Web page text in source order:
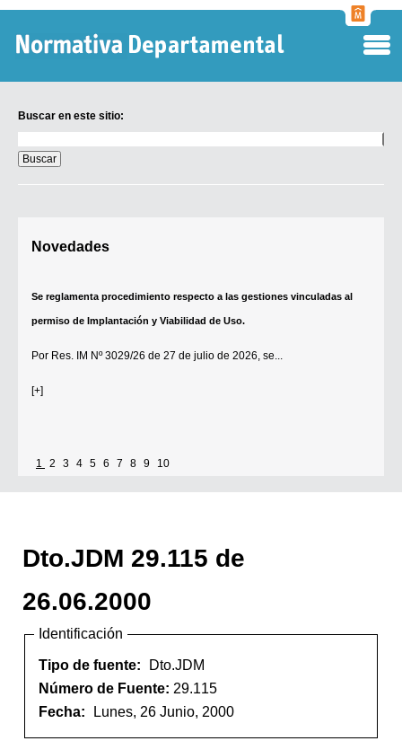
Buscar en este sitio:
en
este
sitio:
Novedades
Se reglamenta procedimiento respecto a las gestiones vinculadas al
permiso de Implantación y Viabilidad de Uso.
Por Res. IM Nº 3029/26 de 27 de julio de 2026, se...
[+]
1 2 3 4 5 6 7 8 9 10
Dto.JDM 29.115 de
26.06.2000
Identificación
Tipo de fuente:
Dto.JDM
Número de Fuente: 29.115
Fecha:
Lunes, 26 Junio, 2000